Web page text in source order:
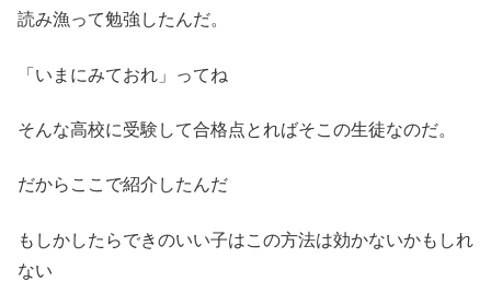
読み漁って勉強したんだ。
「いまにみておれ」ってね
そんな高校に受験して合格点とればそこの生徒なのだ。
だからここで紹介したんだ
もしかしたらできのいい子はこの方法は効かないかもしれ
ない